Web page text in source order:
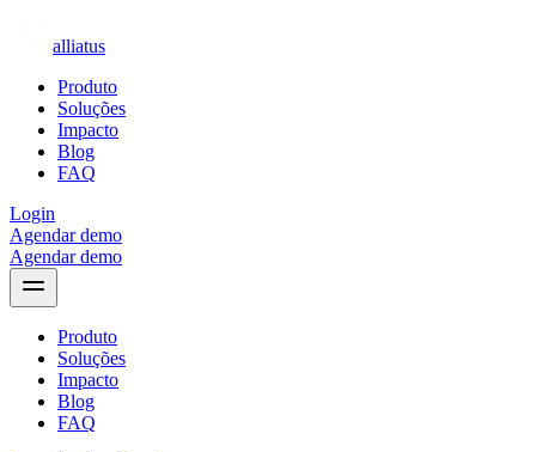
alliatus
Produto
Soluções
Impacto
Blog
FAQ
Login
Agendar demo
Agendar demo
Produto
Soluções
Impacto
Blog
FAQ